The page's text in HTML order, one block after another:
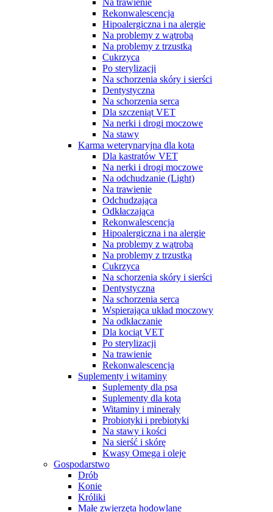
Na trawienie
Rekonwalescencja
Hipoalergiczna i na alergie
Na problemy z wątrobą
Na problemy z trzustką
Cukrzyca
Po sterylizacji
Na schorzenia skóry i sierści
Dentystyczna
Na schorzenia serca
Dla szczeniąt VET
Na nerki i drogi moczowe
Na stawy
Karma weterynaryjna dla kota
Dla kastratów VET
Na nerki i drogi moczowe
Na odchudzanie (Light)
Na trawienie
Odchudzająca
Odkłaczająca
Rekonwalescencja
Hipoalergiczna i na alergie
Na problemy z wątrobą
Na problemy z trzustką
Cukrzyca
Na schorzenia skóry i sierści
Dentystyczna
Na schorzenia serca
Wspierająca układ moczowy
Na odkłaczanie
Dla kociąt VET
Po sterylizacji
Na trawienie
Rekonwalescencja
Suplementy i witaminy
Suplementy dla psa
Suplementy dla kota
Witaminy i minerały
Probiotyki i prebiotyki
Na stawy i kości
Na sierść i skórę
Kwasy Omega i oleje
Gospodarstwo
Drób
Konie
Króliki
Małe zwierzęta hodowlane